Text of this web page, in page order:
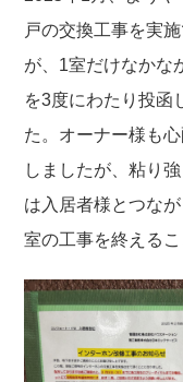
戸の交換工事を実
が、1室だけなかな
を3度にわたり投函
た。オーナー様も
しましたが、粘り
は入居者様とつな
室の工事を終えるこ